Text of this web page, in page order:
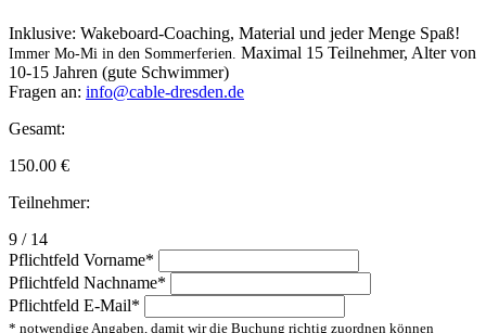
Inklusive: Wakeboard-Coaching, Material und jeder Menge Spaß!
Immer Mo-Mi in den Sommerferien. Maximal 15 Teilnehmer, Alter von
10-15 Jahren (gute Schwimmer)
Fragen an: info@cable-dresden.de
Gesamt:
150.00 €
Teilnehmer:
9 / 14
Pflichtfeld Vorname*
Pflichtfeld Nachname*
Pflichtfeld E-Mail*
* notwendige Angaben, damit wir die Buchung richtig zuordnen können